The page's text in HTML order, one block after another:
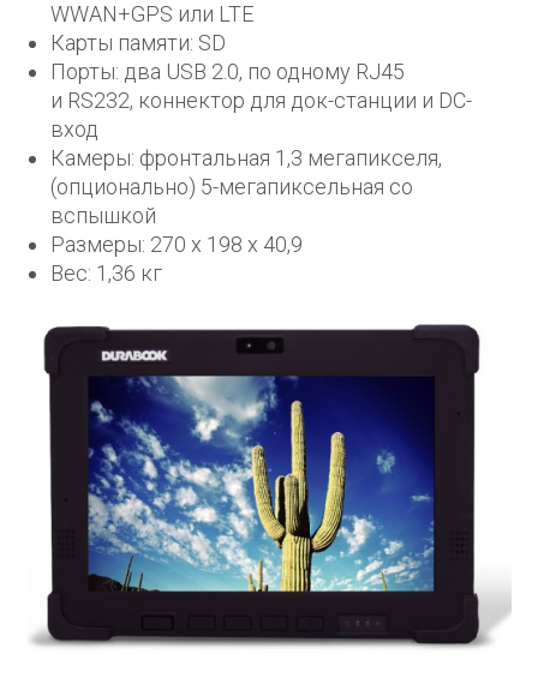
WWAN+GPS или LTE
Карты памяти: SD
Порты: два USB 2.0, по одному RJ45
и RS232, коннектор для док-станции и DC-
вход
Камеры: фронтальная 1,3 мегапикселя,
(опционально) 5-мегапиксельная со
вспышкой
Размеры: 270 x 198 x 40,9
Вес: 1,36 кг